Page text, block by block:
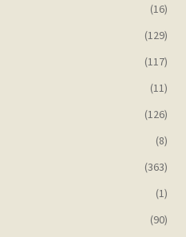
(16)
(129)
(117)
(11)
(126)
(8)
(363)
(1)
(90)